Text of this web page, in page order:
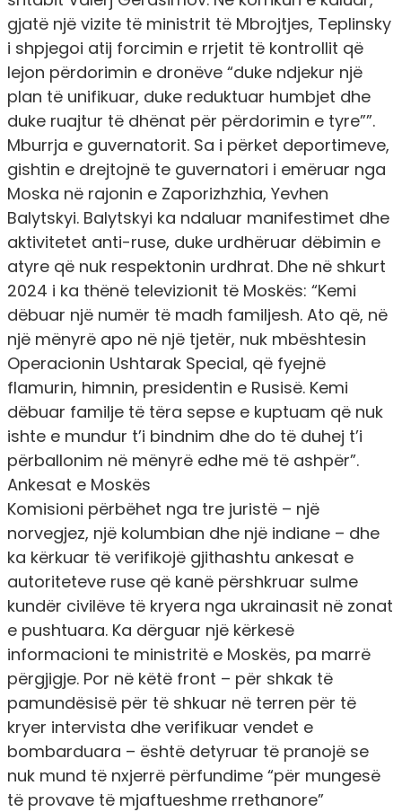
gjatë një vizite të ministrit të Mbrojtjes, Teplinsky
i shpjegoi atij forcimin e rrjetit të kontrollit që
lejon përdorimin e dronëve “duke ndjekur një
plan të unifikuar, duke reduktuar humbjet dhe
duke ruajtur të dhënat për përdorimin e tyre””.
Mburrja e guvernatorit. Sa i përket deportimeve,
gishtin e drejtojnë te guvernatori i emëruar nga
Moska në rajonin e Zaporizhzhia, Yevhen
Balytskyi. Balytskyi ka ndaluar manifestimet dhe
aktivitetet anti-ruse, duke urdhëruar dëbimin e
atyre që nuk respektonin urdhrat. Dhe në shkurt
2024 i ka thënë televizionit të Moskës: “Kemi
dëbuar një numër të madh familjesh. Ato që, në
një mënyrë apo në një tjetër, nuk mbështesin
Operacionin Ushtarak Special, që fyejnë
flamurin, himnin, presidentin e Rusisë. Kemi
dëbuar familje të tëra sepse e kuptuam që nuk
ishte e mundur t’i bindnim dhe do të duhej t’i
përballonim në mënyrë edhe më të ashpër”.
Ankesat e Moskës
Komisioni përbëhet nga tre juristë – një
norvegjez, një kolumbian dhe një indiane – dhe
ka kërkuar të verifikojë gjithashtu ankesat e
autoriteteve ruse që kanë përshkruar sulme
kundër civilëve të kryera nga ukrainasit në zonat
e pushtuara. Ka dërguar një kërkesë
informacioni te ministritë e Moskës, pa marrë
përgjigje. Por në këtë front – për shkak të
pamundësisë për të shkuar në terren për të
kryer intervista dhe verifikuar vendet e
bombarduara – është detyruar të pranojë se
nuk mund të nxjerrë përfundime “për mungesë
të provave të mjaftueshme rrethanore”